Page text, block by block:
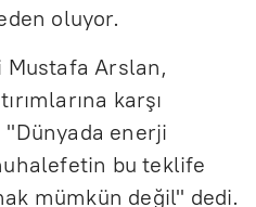
oluyor.
Mustafa Arslan,
karşı
enerji
bu teklife
mümkün değil" dedi.